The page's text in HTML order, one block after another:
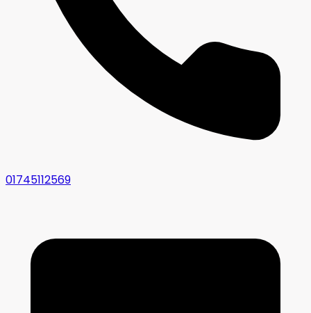
01745112569